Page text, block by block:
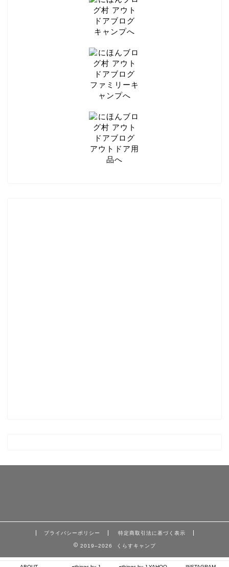
プライバシーポリシー 特定商取引法に基づく表示
2019–2026 くらすキャンプ